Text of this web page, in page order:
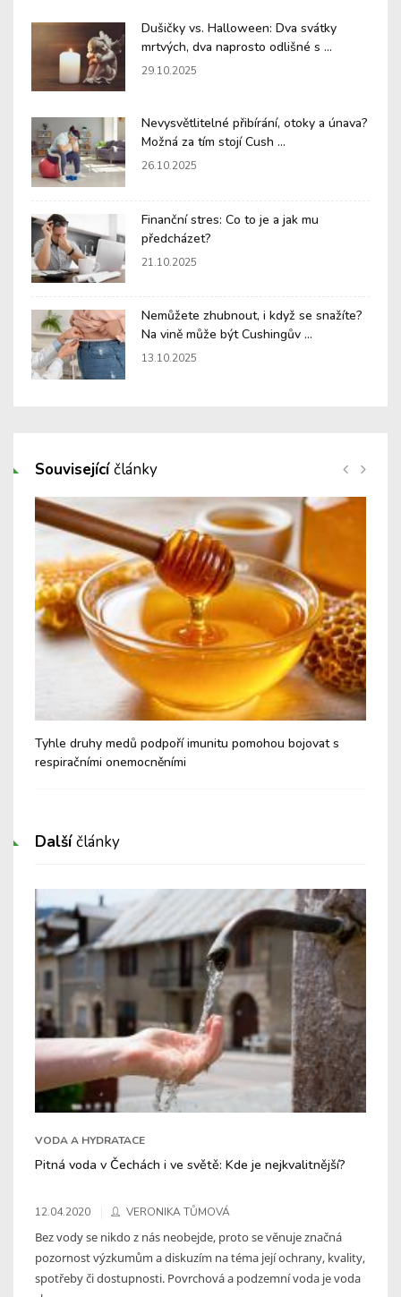
Dušičky vs. Halloween: Dva svátky
mrtvých, dva naprosto odlišné s ...
29.10.2025
Nevysvětlitelné přibírání, otoky a únava?
Možná za tím stojí Cush ...
26.10.2025
Finanční stres: Co to je a jak mu
předcházet?
21.10.2025
Nemůžete zhubnout, i když se snažíte?
Na vině může být Cushingův ...
13.10.2025
Souvisejícíčlánky
Tyhle druhy medů podpoří imunitu pomohou bojovat s
respiračními onemocněními
Dalšíčlánky
VODA A HYDRATACE
Pitná voda v Čechách i ve světě: Kde je nejkvalitnější?
12.04.2020 VERONIKA TŮMOVÁ
Bez vody se nikdo z nás neobejde, proto se věnuje značná
pozornost výzkumům a diskuzím na téma její ochrany, kvality,
spotřeby či dostupnosti. Povrchová a podzemní voda je voda